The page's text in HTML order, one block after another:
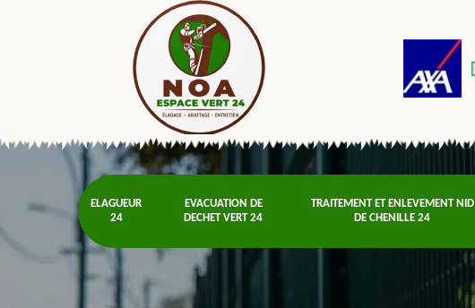
ELAGUEUR
24
EVACUATION DE
DECHET VERT 24
TRAITEMENT ET ENLEVEMENT NID
DE CHENILLE 24